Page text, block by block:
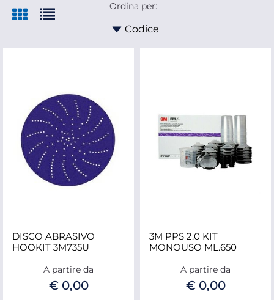
Ordina per:
DISCO ABRASIVO
HOOKIT 3M735U
A partire da
€ 0,00
3M PPS 2.0 KIT
MONOUSO ML.650
A partire da
€ 0,00